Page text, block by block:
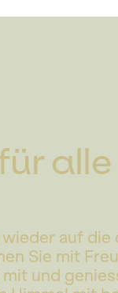
alle
auf
Sie mit
und